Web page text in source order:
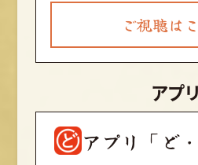
ご視聴は
アプリ
アプリ「ど